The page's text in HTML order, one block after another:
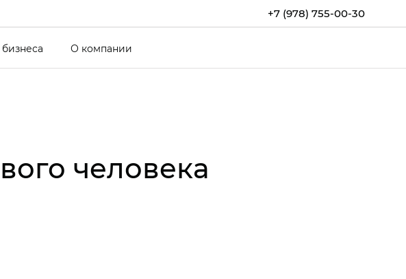
+7 (978) 755-00-30
О компании
человека